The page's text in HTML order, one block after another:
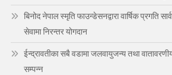
बिनोद नेपाल स्मृति फाउन्डेसनद्वारा वार्षिक प्रगति
सेवामा निरन्तर योगदान
ईन्द्रावतीका सबै वडामा जलवायुजन्य तथा
सम्पन्न